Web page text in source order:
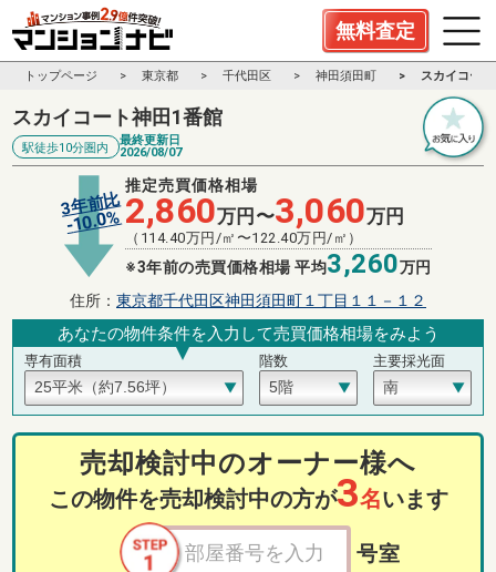
無料査定
トップページ 東京都 千代田区 神田須田町 スカイコー
スカイコート神田1番館
駅徒歩10分圏内
最終更新日
2026/08/07
3年前比
-10.0%
推定売買価格相場
2,860万円〜3,060万円
（ 114.40万円/㎡〜122.40万円/㎡）
※3年前の売買価格相場 平均3,260万円
住所： 東京都千代田区神田須田町１丁目１１－１２
あなたの物件条件を入力して売買価格相場をみよう
専有面積 階数 主要採光面
売却検討中のオーナー様へ
この物件を売却検討中の方が3名います
号室